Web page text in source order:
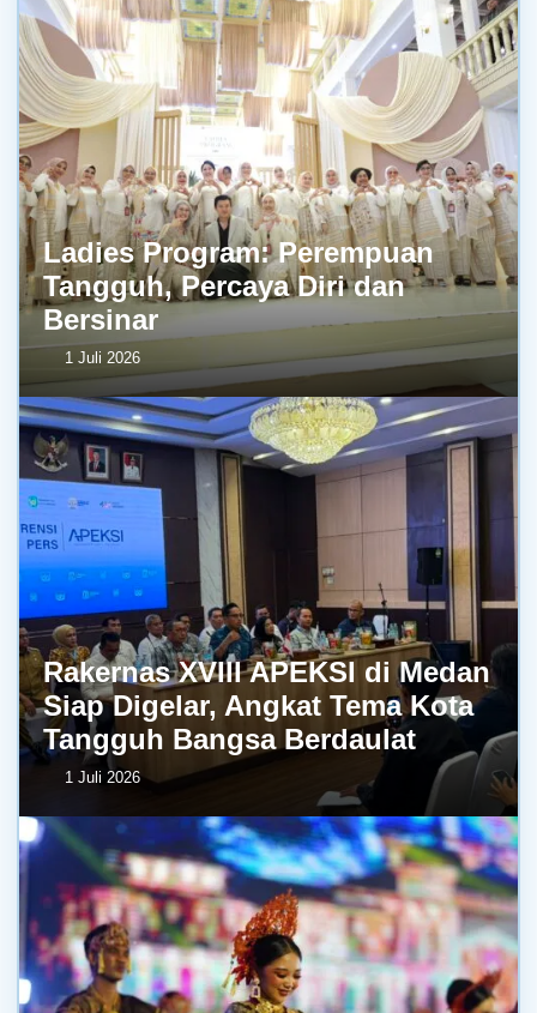
Ladies Program: Perempuan
Tangguh, Percaya Diri dan
Bersinar
1 Juli 2026
Rakernas XVIII APEKSI di Medan
Siap Digelar, Angkat Tema Kota
Tangguh Bangsa Berdaulat
1 Juli 2026